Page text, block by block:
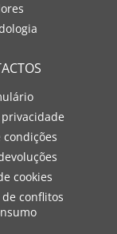
condições
cookies
de conflitos